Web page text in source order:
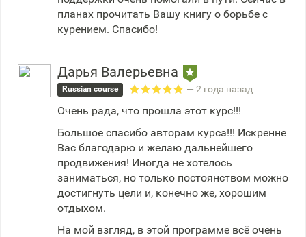
планах прочитать Вашу книгу о борьбе с
курением. Спасибо!
Дарья Валерьевна
Russian course — 2 года назад
Очень рада, что прошла этот курс!!!
Большое спасибо авторам курса!!! Искренне
Вас благодарю и желаю дальнейшего
продвижения! Иногда не хотелось
заниматься, но только постоянством можно
достигнуть цели и, конечно же, хорошим
отдыхом.
На мой взгляд, в этой программе всё очень